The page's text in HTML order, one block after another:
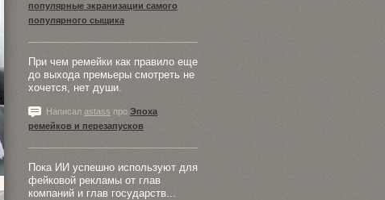
популярные экранизации самого
популярного сыщика
При чем ремейки как правило еще
до выхода премьеры смотреть не
хочется, нет души.
Написал astass про Эпоха
ремейков и перезапусков
Пока ИИ успешно используют для
фейковой рекламы от глав
компаний и глав государств...